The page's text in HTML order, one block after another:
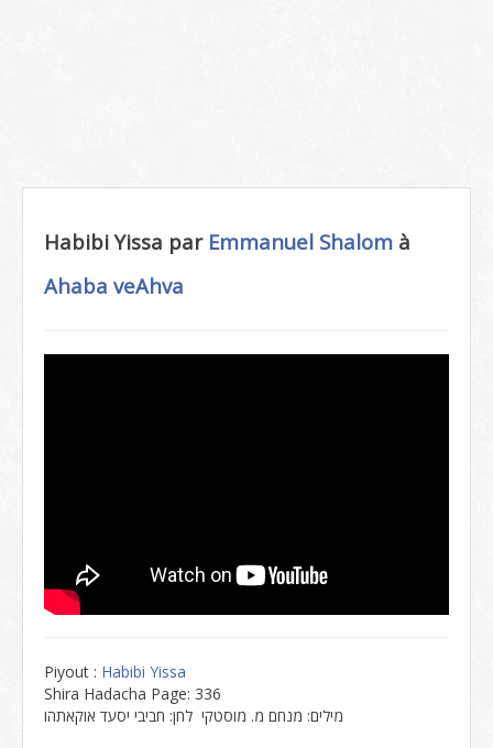
Habibi Yissa par Emmanuel Shalom à
Ahaba veAhva
Piyout : Habibi Yissa
Shira Hadacha Page: 336
מילים: מנחם מ. מוסטקי לחן: חביבי יסעד אוקאתהו